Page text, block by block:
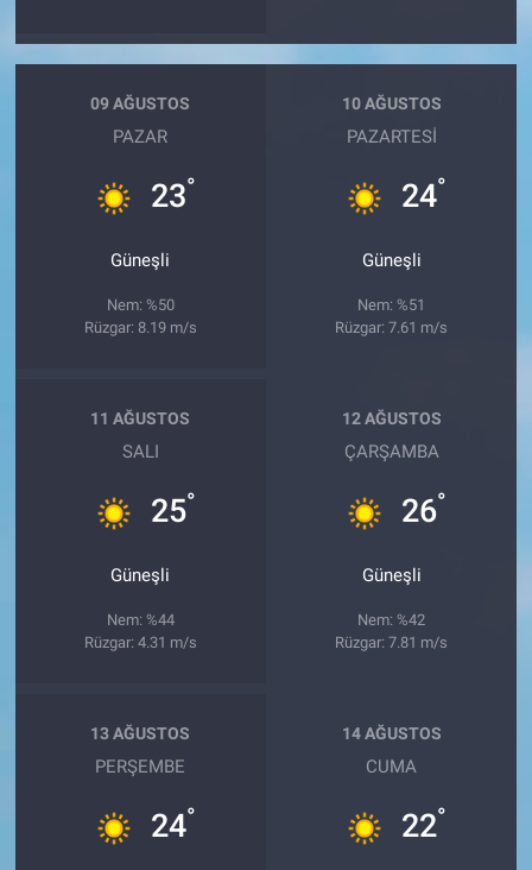
09 AĞUSTOS
PAZAR
23°
Güneşli
Nem: %50
Rüzgar: 8.19 m/s
10 AĞUSTOS
PAZARTESI
24°
Güneşli
Nem: %51
Rüzgar: 7.61 m/s
11 AĞUSTOS
SALI
25°
Güneşli
Nem: %44
Rüzgar: 4.31 m/s
12 AĞUSTOS
ÇARŞAMBA
26°
Güneşli
Nem: %42
Rüzgar: 7.81 m/s
13 AĞUSTOS
PERŞEMBE
24°
14 AĞUSTOS
CUMA
22°